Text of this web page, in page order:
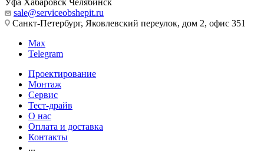
Уфа Хабаровск Челябинск
sale@serviceobshepit.ru
Санкт-Петербург, Яковлевский переулок, дом 2, офис 351
Max
Telegram
Проектирование
Монтаж
Сервис
Тест-драйв
О нас
Оплата и доставка
Контакты
...